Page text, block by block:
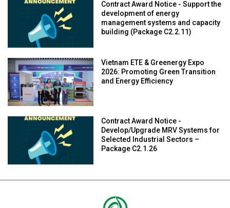
Contract Award Notice - Support the
development of energy
management systems and capacity
building (Package C2.2.11)
Vietnam ETE & Greenergy Expo
2026: Promoting Green Transition
and Energy Efficiency
Contract Award Notice -
Develop/Upgrade MRV Systems for
Selected Industrial Sectors –
Package C2.1.26